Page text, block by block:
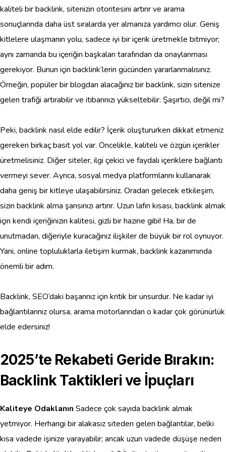
kaliteli bir backlink, sitenizin otoritesini artırır ve arama
sonuçlarında daha üst sıralarda yer almanıza yardımcı olur. Geniş
kitlelere ulaşmanın yolu, sadece iyi bir içerik üretmekle bitmiyor;
aynı zamanda bu içeriğin başkaları tarafından da onaylanması
gerekiyor. Bunun için backlink’lerin gücünden yararlanmalısınız.
Örneğin, popüler bir blogdan alacağınız bir backlink, sizin sitenize
gelen trafiği artırabilir ve itibarınızı yükseltebilir. Şaşırtıcı, değil mi?
Peki, backlink nasıl elde edilir? İçerik oluştururken dikkat etmeniz
gereken birkaç basit yol var. Öncelikle, kaliteli ve özgün içerikler
üretmelisiniz. Diğer siteler, ilgi çekici ve faydalı içeriklere bağlantı
vermeyi sever. Ayrıca, sosyal medya platformlarını kullanarak
daha geniş bir kitleye ulaşabilirsiniz. Oradan gelecek etkileşim,
sizin backlink alma şansınızı artırır. Uzun lafın kısası, backlink almak
için kendi içeriğinizin kalitesi, gizli bir hazine gibi! Ha, bir de
unutmadan, diğeriyle kuracağınız ilişkiler de büyük bir rol oynuyor.
Yani, online topluluklarla iletişim kurmak, backlink kazanımında
önemli bir adım.
Backlink, SEO’daki başarınız için kritik bir unsurdur. Ne kadar iyi
bağlantılarınız olursa, arama motorlarından o kadar çok görünürlük
elde edersiniz!
2025’te Rekabeti Geride Bırakın:
Backlink Taktikleri ve İpuçları
Kaliteye Odaklanın Sadece çok sayıda backlink almak
yetmiyor. Herhangi bir alakasız siteden gelen bağlantılar, belki
kısa vadede işinize yarayabilir; ancak uzun vadede düşüşe neden